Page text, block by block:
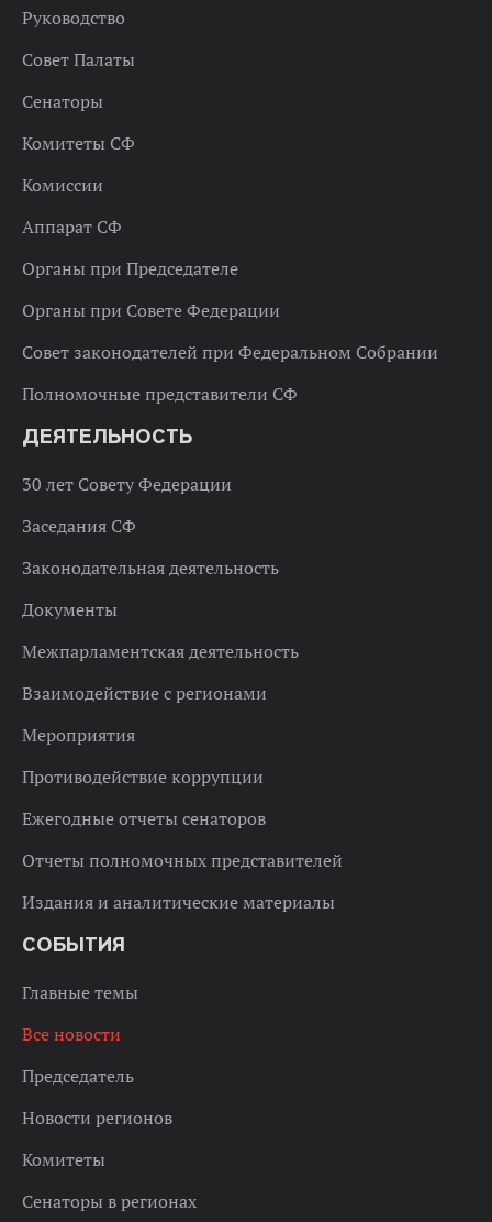
Руководство
Совет Палаты
Сенаторы
Комитеты СФ
Комиссии
Аппарат СФ
Органы при Председателе
Органы при Совете Федерации
Совет законодателей при Федеральном Собрании
Полномочные представители СФ
ДЕЯТЕЛЬНОСТЬ
30 лет Совету Федерации
Заседания СФ
Законодательная деятельность
Документы
Межпарламентская деятельность
Взаимодействие с регионами
Мероприятия
Противодействие коррупции
Ежегодные отчеты сенаторов
Отчеты полномочных представителей
Издания и аналитические материалы
СОБЫТИЯ
Главные темы
Все новости
Председатель
Новости регионов
Комитеты
Сенаторы в регионах